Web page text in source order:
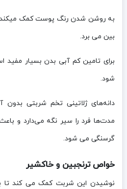
به روشن شدن رنگ پوست کمک
بین می برد.
برای تامین کم آبی بدن بسیار
شود.
دانه‌های ژلاتینی تخم شربتی بدون
مدت‌ها فرد را سیر نگه می‌دارد و
گرسنگی می شود.
خواص ترنجبین و خاکشیر
نوشیدن این شربت کمک می کند تا